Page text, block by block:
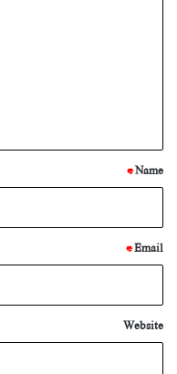
*
Name
*
Email
*
Website